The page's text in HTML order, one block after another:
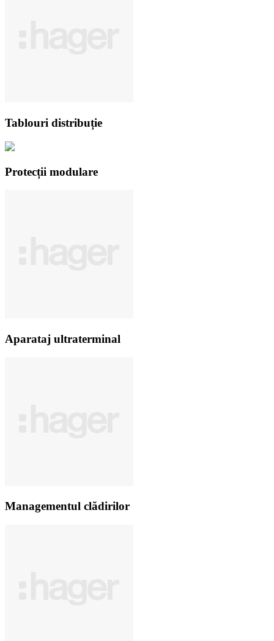
Tablouri distribuție
Protecții modu­lare
Aparataj ultraterminal
Managementul clădi­rilor